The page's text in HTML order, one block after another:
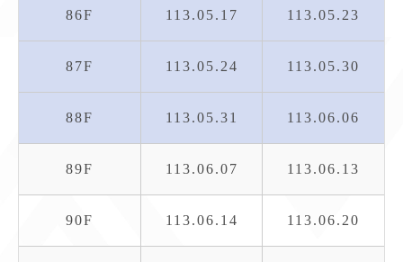
86F 113.05.17 113.05.23
87F 113.05.24 113.05.30
88F 113.05.31 113.06.06
89F 113.06.07 113.06.13
90F 113.06.14 113.06.20